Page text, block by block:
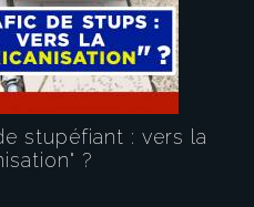
stupéfiant : vers la
?